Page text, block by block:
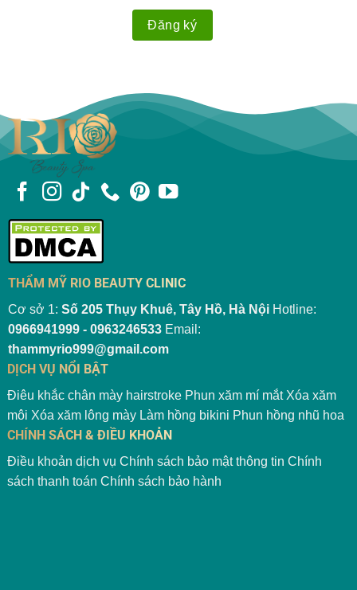
THẨM MỸ RIO BEAUTY CLINIC
Cơ sở 1: Số 205 Thụy Khuê, Tây Hồ, Hà NộiHotline:
0966941999 - 0963246533Email:
thammyrio999@gmail.com
DỊCH VỤ NỔI BẬT
Điêu khắc chân mày hairstroke Phun xăm mí mắt Xóa xăm
môi Xóa xăm lông mày Làm hồng bikini Phun hồng nhũ hoa
CHÍNH SÁCH & ĐIỀU KHOẢN
Điều khoản dịch vụ Chính sách bảo mật thông tin Chính
sách thanh toán Chính sách bảo hành